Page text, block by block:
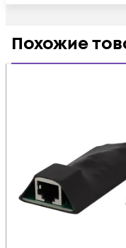
Похожие